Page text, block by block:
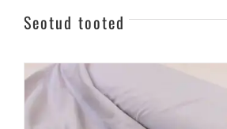
Seotud tooted